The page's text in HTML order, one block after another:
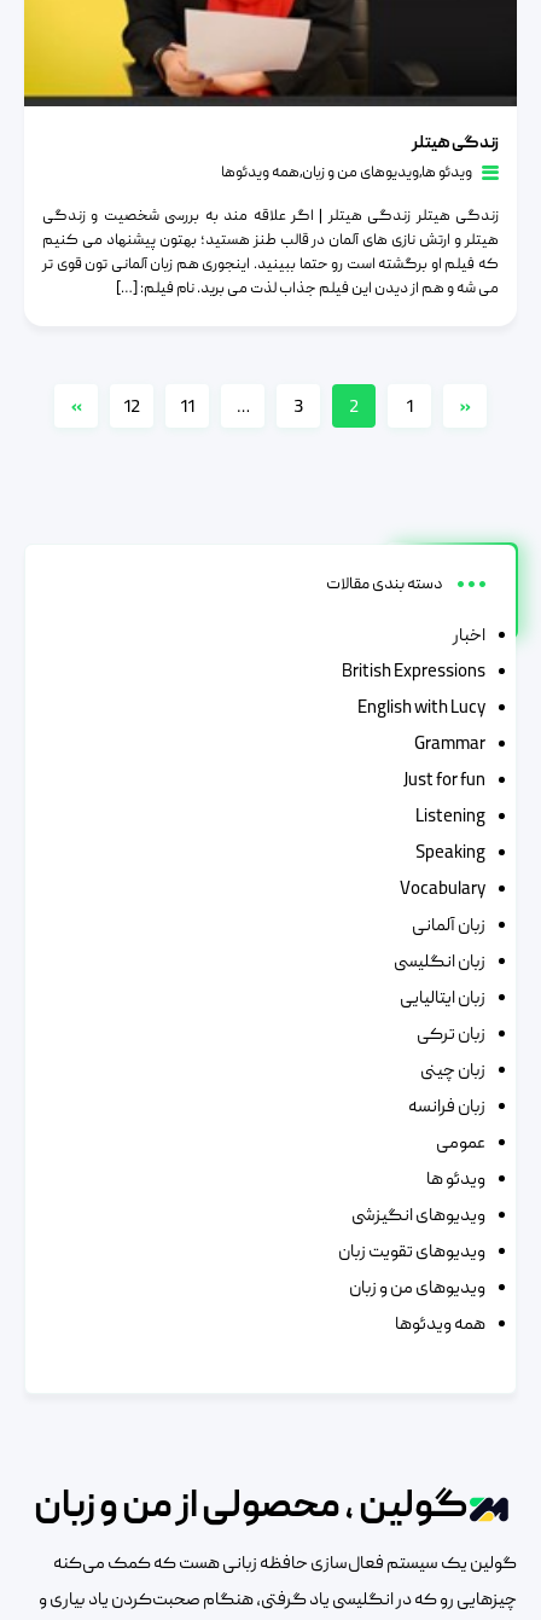
زندگی هیتلر
ویدئو ها٫ویدیوهای من و زبان٫همه ویدئوها
زندگی هیتلر زندگی هیتلر | اگر علاقه مند به بررسی شخصیت و زندگی
هیتلر و ارتش نازی های آلمان در قالب طنز هستید؛ بهتون پیشنهاد می کنیم
که فیلم او برگشته است رو حتما ببینید. اینجوری هم زبان آلمانی تون قوی تر
می شه و هم از دیدن این فیلم جذاب لذت می برید. نام فیلم: […]
«
1
2
3
…
11
12
»
دسته بندی مقالات
اخبار
British Expressions
English with Lucy
Grammar
Just for fun
Listening
Speaking
Vocabulary
زبان آلمانی
زبان انگلیسی
زبان ایتالیایی
زبان ترکی
زبان چینی
زبان فرانسه
عمومی
ویدئو ها
ویدیوهای انگیزشی
ویدیوهای تقویت زبان
ویدیوهای من و زبان
همه ویدئوها
گولین ، محصولی از من و زبان
گولین یک سیستم فعال‌سازی حافظه زبانی هست که کمک می‌کنه
چیزهایی رو که در انگلیسی یاد گرفتی، هنگام صحبت‌کردن یاد بیاری و